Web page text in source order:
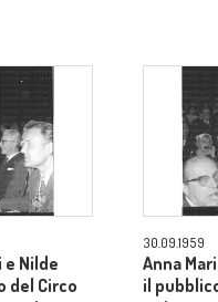
Nilde
del Circo
30.09.1959
Anna
il